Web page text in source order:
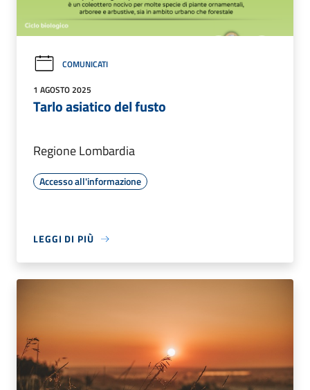
COMUNICATI
1 AGOSTO 2025
Tarlo asiatico del fusto
Regione Lombardia
Accesso all'informazione
LEGGI DI PIÙ